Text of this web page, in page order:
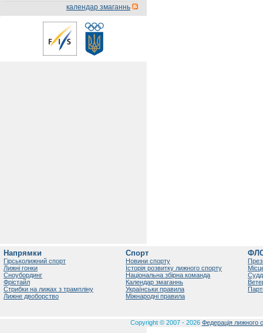
календар змаганнь
Напрямки
Гірськолижний спорт
Лижні гонки
Сноубординг
Фрістайл
Стрибки на лижах з трампліну
Лижне двоборство
Спорт
Новини спорту
Історія розвитку лижного спорту
Національна збірна команда
Календар змаганнь
Українськи правила
Міжнародні правила
Copyright © 2007 - 2026 Федерація лижного